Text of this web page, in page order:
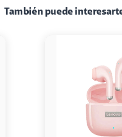
También puede